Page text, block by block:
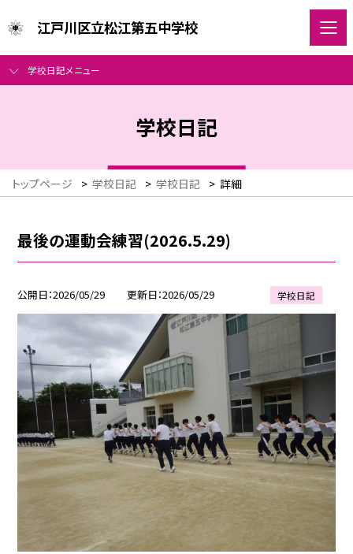
江戸川区立松江第五中学校
学校日記メニュー
学校日記
トップページ > 学校日記 > 学校日記 > 詳細
最後の運動会練習(2026.5.29)
公開日 2026/05/29 更新日 2026/05/29 学校日記